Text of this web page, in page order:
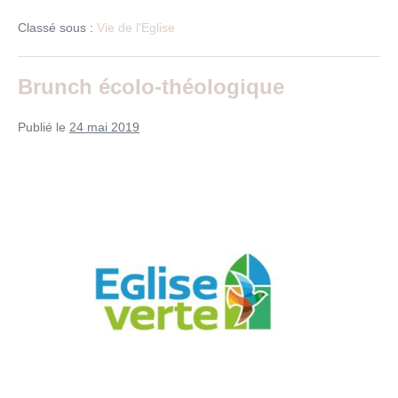
de
l’église
de
l’abside
Classé sous : Vie de l'Eglise
Brunch écolo-théologique
Publié le 24 mai 2019